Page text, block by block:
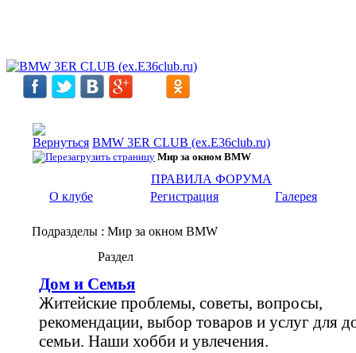
BMW 3ER CLUB (ex.E36club.ru)
Мир за окном BMW
ПРАВИЛА ФОРУМА
О клубе
Регистрация Галерея
Подразделы : Мир за окном BMW
Раздел
Дом и Семья
Житейские проблемы, советы, вопросы,
рекомендации, выбор товаров и услуг для
семьи. Наши хобби и увлечения.